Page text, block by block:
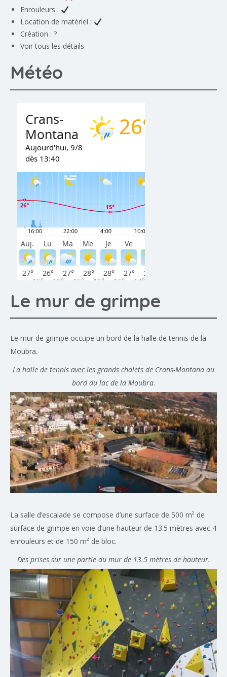
Enrouleurs :
Location de matériel :
Création : ?
Voir tous les détails
Météo
Le mur de grimpe
Le mur de grimpe occupe un bord de la halle de tennis de la
Moubra.
La halle de tennis avec les grands chalets de Crans-Montana au
bord du lac de la Moubra.
La salle d’escalade se compose d’une surface de 500 m² de
surface de grimpe en voie d’une hauteur de 13.5 mètres avec 4
enrouleurs et de 150 m² de bloc.
Des prises sur une partie du mur de 13.5 mètres de hauteur.